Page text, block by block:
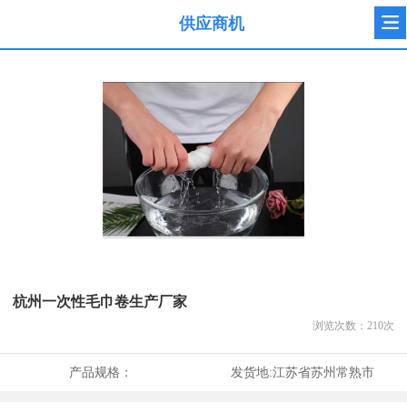
供应商机
杭州一次性毛巾卷生产厂家
浏览次数： 210次
产品规格： 发货地:江苏省苏州常熟市